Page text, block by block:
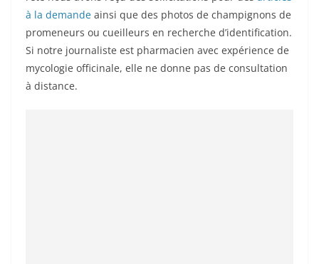
à la demande ainsi que des photos de champignons de
promeneurs ou cueilleurs en recherche d’identification.
Si notre journaliste est pharmacien avec expérience de
mycologie officinale, elle ne donne pas de consultation
à distance.